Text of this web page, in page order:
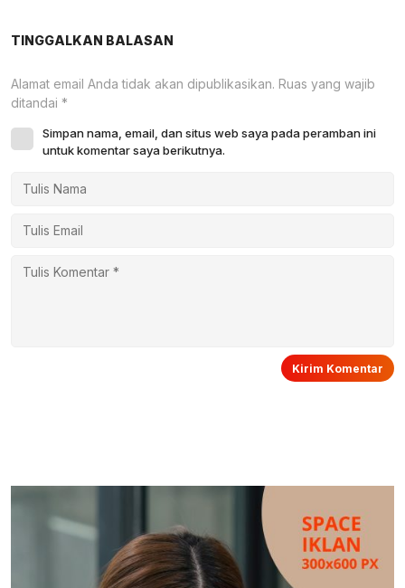
TINGGALKAN BALASAN
Alamat email Anda tidak akan dipublikasikan. Ruas yang wajib
ditandai *
Simpan nama, email, dan situs web saya pada peramban ini
untuk komentar saya berikutnya.